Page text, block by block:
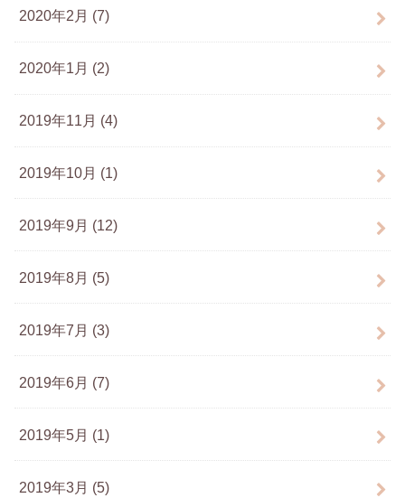
2020年2月 (7)
2020年1月 (2)
2019年11月 (4)
2019年10月 (1)
2019年9月 (12)
2019年8月 (5)
2019年7月 (3)
2019年6月 (7)
2019年5月 (1)
2019年3月 (5)